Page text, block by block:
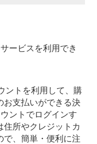
ービスを利用でき
ントを利用して、購
お支払いができる決
ントでログインす
住所やクレジットカ
で、簡単・便利に注